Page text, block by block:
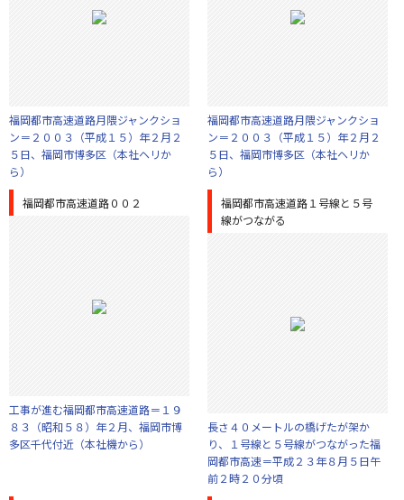
福岡都市高速道路月隈ジャンクショ
ン＝２００３（平成１５）年２月２
５日、福岡市博多区（本社ヘリか
ら）
福岡都市高速道路月隈ジャンクショ
ン＝２００３（平成１５）年２月２
５日、福岡市博多区（本社ヘリか
ら）
福岡都市高速道路００２
工事が進む福岡都市高速道路＝１９
８３（昭和５８）年２月、福岡市博
多区千代付近（本社機から）
福岡都市高速道路１号線と５号
線がつながる
長さ４０メートルの橋げたが架か
り、１号線と５号線がつながった福
岡都市高速＝平成２３年８月５日午
前２時２０分頃